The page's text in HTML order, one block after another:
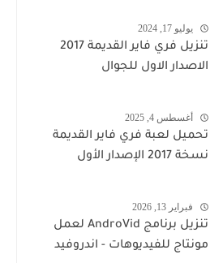
يوليو 17, 2024
تنزيل فري فاير القديمة 2017
الاصدار الاول للجوال
أغسطس 4, 2025
تحميل لعبة فري فاير القديمة
نسخة 2017 الإصدار الأول
فبراير 13, 2026
تنزيل برنامج AndroVid لعمل
مونتاج للفيديوهات - اندروفيد